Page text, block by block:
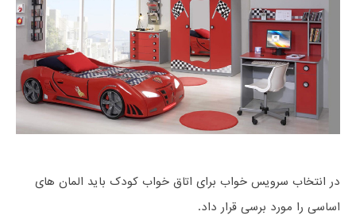
در انتخاب سرویس خواب برای اتاق خواب کودک باید المان های
اساسی را مورد برسی قرار داد.